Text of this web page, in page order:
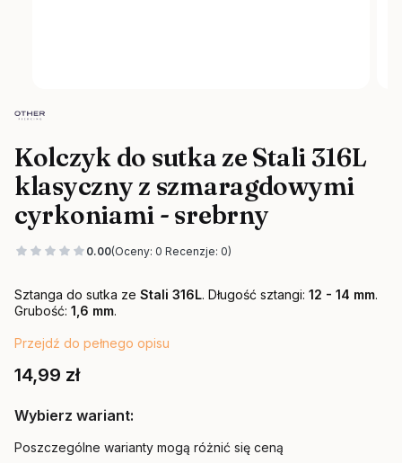
Kolczyk do sutka ze Stali 316L
klasyczny z szmaragdowymi
cyrkoniami - srebrny
0.00(Oceny: 0 Recenzje: 0)
Sztanga do sutka ze Stali 316L. Długość sztangi: 12 - 14 mm.
Grubość: 1,6 mm.
Przejdź do pełnego opisu
Cena
14,99 zł
Wybierz wariant:
Poszczególne warianty mogą różnić się ceną